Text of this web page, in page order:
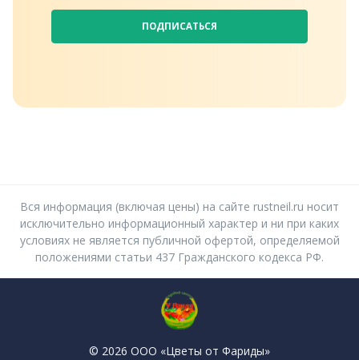
ПОДПИСАТЬСЯ
Вся информация (включая цены) на сайте rustneil.ru носит
исключительно информационный характер и ни при каких
условиях не является публичной офертой, определяемой
положениями статьи 437 Гражданского кодекса РФ.
© 2026 ООО «Цветы от Фариды»